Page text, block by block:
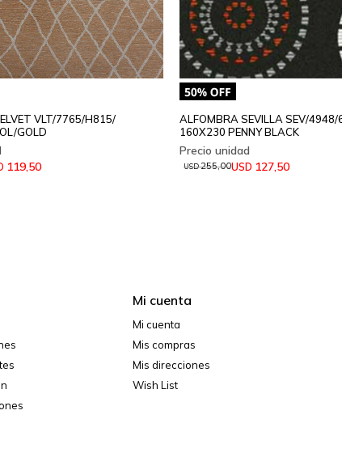
VLT/7765/H815/
GOLD
119,50
ALFOMBRA SEVILLA SEV/
160X230 PENNY BLACK
USD 127,50
USD255,00
Mi cuenta
Mi cuenta
Mis compras
Mis direcciones
Wish List